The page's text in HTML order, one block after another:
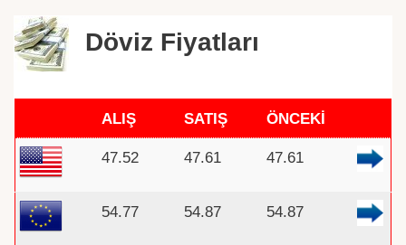
Döviz Fiyatları
ALIŞ SATIŞ ÖNCEKİ
47.52 47.61 47.61
54.77 54.87 54.87